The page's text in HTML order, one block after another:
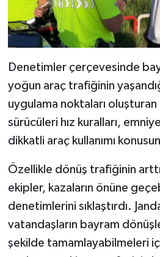
Denetimler çerçevesinde
yoğun araç trafiğinin
uygulama noktaları
sürücüleri hız kuralları,
dikkatli araç kullanımı
Özellikle dönüş trafiğinin
ekipler, kazaların önüne
denetimlerini sıklaştırdı.
vatandaşların bayram
şekilde tamamlayabilmeleri